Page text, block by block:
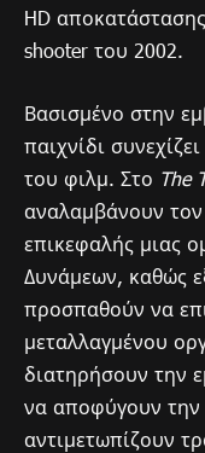
HD
shooter του 2002.
Βασισμένο στην
παιχνίδι
του φιλμ. Στο The
αναλαμβάνουν τον
επικεφαλής μιας
Δυνάμεων, καθώς
προσπαθούν να
μεταλλαγμένου
διατηρήσουν την
να αποφύγουν
αντιμετωπίζουν